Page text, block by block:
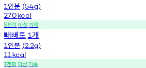
1 인분 (54g)
270kcal
5천회 이상기록
빼빼로 1개
1 인분 (2.2g)
11 kcal
1천회 이상기록